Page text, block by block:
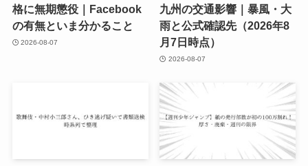
格に無期懲役｜Facebook
の有無といま分かること
2026-08-07
九州の交通影響｜暴風・大
雨と公式確認先（2026年8
月7日時点）
2026-08-07